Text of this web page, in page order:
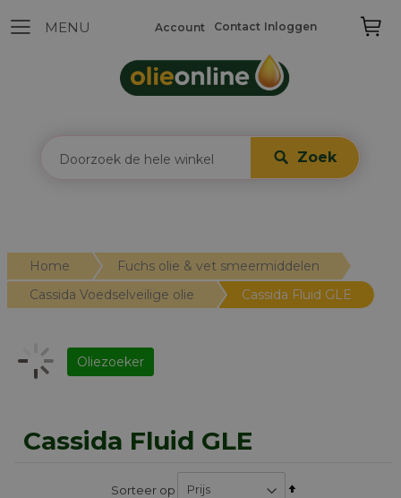
Zoek
Contact Inloggen
Account
Home
Fuchs olie & vet smeermiddelen
Cassida Voedselveilige olie
Cassida Fluid GLE
Cassida Fluid GLE
Sorteer op
Van
Oliezoeker